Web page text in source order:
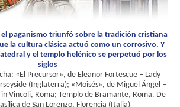
el paganismo triunfó sobre la tradición cristiana
la cultura clásica actuó como un corrosivo. Y
y el templo helénico se perpetuó por los
siglos
«El Precursor», de Eleanor Fortescue – Lady
(Inglaterra); «Moisés», de Miguel Ángel –
in Vincoli, Roma; Templo de Bramante, Roma. De
de San Lorenzo, Florencia (Italia)